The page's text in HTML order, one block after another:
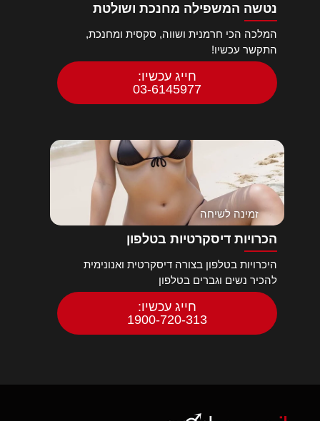
נטשה המשפילה מחנכת ושולטת
המלכה הכי חרמנית ושווה, סקסית ומחנכת,
התקשר עכשיו!
חייג עכשיו:
03-6145977
זמינה לשיחה
הכרויות דיסקרטיות בטלפון
היכרויות בטלפון בצורה דיסקרטית ואנונימית
להכיר נשים וגברים בטלפון
חייג עכשיו:
1900-720-313